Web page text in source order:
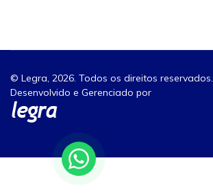
© Legra, 2026. Todos os direitos reservados.
Desenvolvido e Gerenciado por